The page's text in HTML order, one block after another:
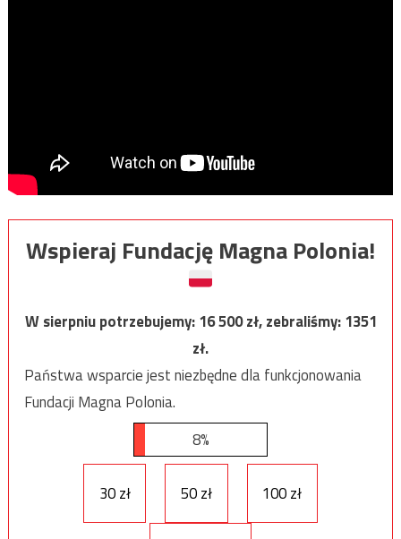
Wspieraj Fundację Magna Polonia!
W sierpniu potrzebujemy:16 500zł, zebraliśmy:1351
zł.
Państwa wsparcie jest niezbędne dla funkcjonowania
Fundacji Magna Polonia.
8%
30 zł 50 zł 100 zł